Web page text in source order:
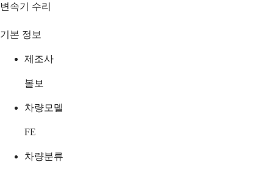
변속기 수리
기본 정보
제조사
볼보
차량모델
FE
차량분류